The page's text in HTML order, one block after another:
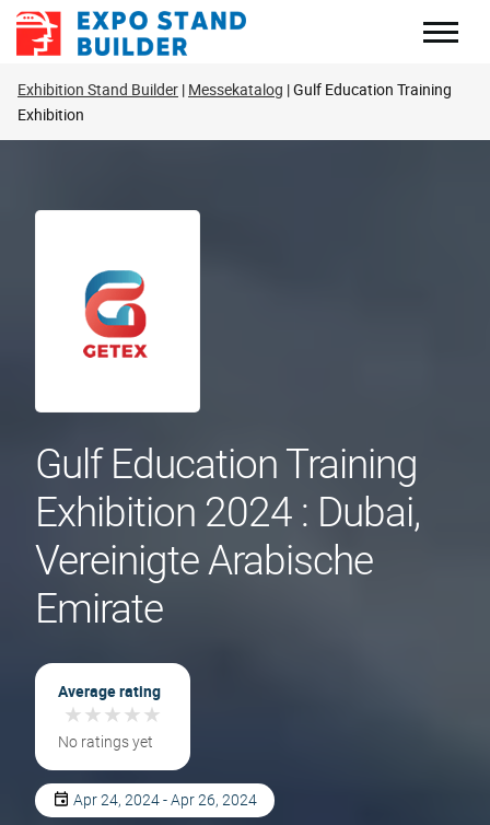
Zum
Inhalt
Exhibition Stand Builder Messekatalog Gulf Education Training
Exhibition
Gulf Education Training
Exhibition 2024 : Dubai,
Vereinigte Arabische
Emirate
Average rating
★★★★★
★★★★★
No ratings yet
Apr 24, 2024 - Apr 26, 2024